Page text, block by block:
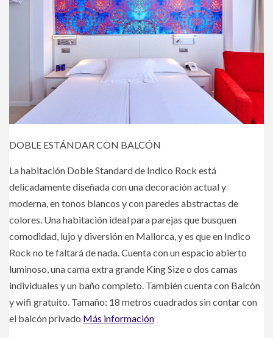
DOBLE ESTÁNDAR CON BALCÓN
La habitación Doble Standard de Indico Rock está
delicadamente diseñada con una decoración actual y
moderna, en tonos blancos y con paredes abstractas de
colores. Una habitación ideal para parejas que busquen
comodidad, lujo y diversión en Mallorca, y es que en Indico
Rock no te faltará de nada. Cuenta con un espacio abierto
luminoso, una cama extra grande King Size o dos camas
individuales y un baño completo. También cuenta con Balcón
y wifi gratuito. Tamaño: 18 metros cuadrados sin contar con
el balcón privado Más información